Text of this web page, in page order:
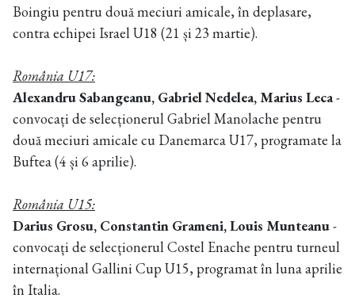
Boingiu pentru două meciuri amicale, în deplasare,
contra echipei Israel U18 (21 și 23 martie).
România U17:
Alexandru Sabangeanu, Gabriel Nedelea, Marius Leca-
convocați de selecționerul Gabriel Manolache pentru
două meciuri amicale cu Danemarca U17, programate la
Buftea (4 și 6 aprilie).
România U15:
Darius Grosu, Constantin Grameni, Louis Munteanu-
convocați de selecționerul Costel Enache pentru turneul
internațional Gallini Cup U15, programat în luna aprilie
în Italia.